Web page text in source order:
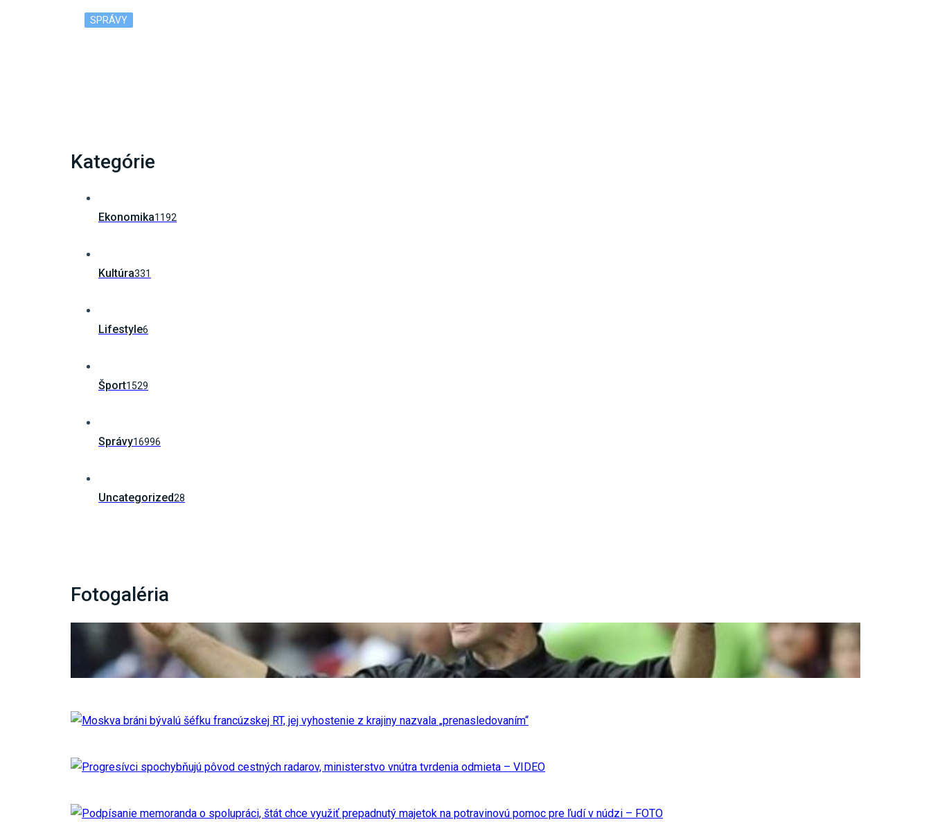
SPRÁVY
Kategórie
Ekonomika1192
Kultúra331
Lifestyle6
Šport1529
Správy16996
Uncategorized28
Fotogaléria